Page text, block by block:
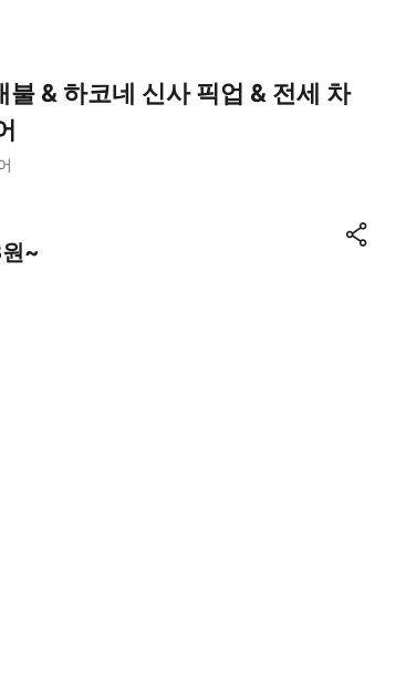
불 & 하코네 신사 픽업 & 전세 차
~